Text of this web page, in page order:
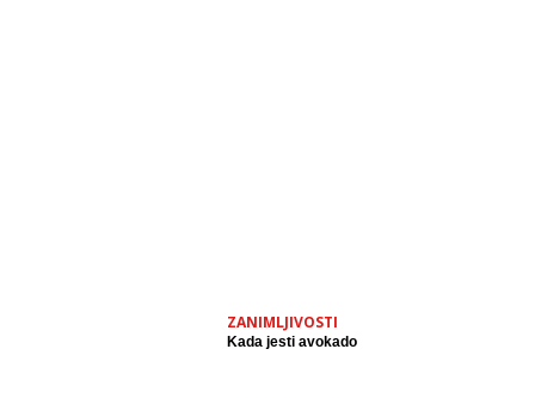
ZANIMLJIVOSTI
Kada jesti avokado